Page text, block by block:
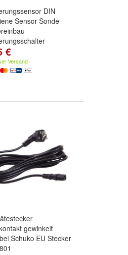
DIN
Sensor Sonde
€
Versand
gewinkelt
Schuko EU Stecker